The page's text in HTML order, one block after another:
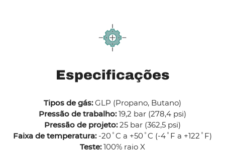
Especificações
Tipos de gás:GLP (Propano, Butano)
Pressão de trabalho:19,2 bar (278,4 psi)
Pressão de projeto:25 bar (362,5 psi)
Faixa de temperatura:-20˚C a +50˚C (-4˚F a +122˚F)
Teste:100% raio X